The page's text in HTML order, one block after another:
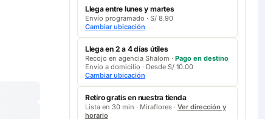
Llega entre lunes y martes
Envío programado · S/ 8.90
Cambiar ubicación
Llega en 2 a 4 días útiles
Recojo en agencia Shalom · Pago en destino
Envío a domicilio · Desde S/ 10.00
Cambiar ubicación
Retíro gratis en nuestra tienda
Lista en 30 min · Miraflores · Ver dirección y
horario